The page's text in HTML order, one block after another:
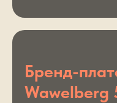
Бренд-
Wawelberg